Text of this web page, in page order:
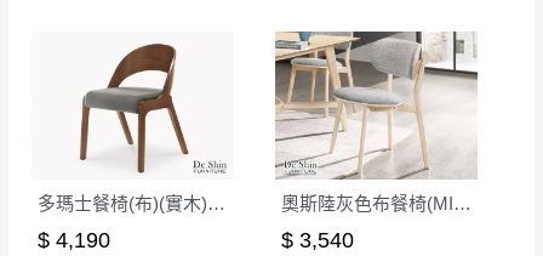
多瑪士餐椅(布)(實木)(MI-836)
$ 4,190
奧斯陸灰色布餐椅(MI-966)
$ 3,540